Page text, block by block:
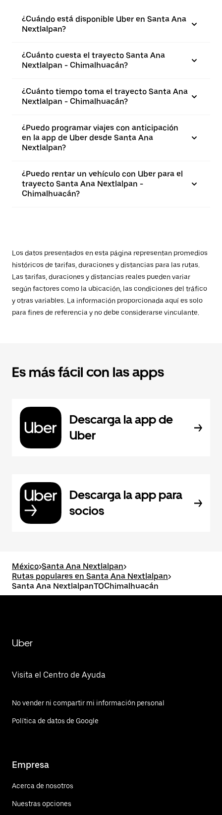
¿Cuándo está disponible Uber en Santa Ana
Nextlalpan?
¿Cuánto cuesta el trayecto Santa Ana
Nextlalpan - Chimalhuacán?
¿Cuánto tiempo toma el trayecto Santa Ana
Nextlalpan - Chimalhuacán?
¿Puedo programar viajes con anticipación
en la app de Uber desde Santa Ana
Nextlalpan?
¿Puedo rentar un vehículo con Uber para el
trayecto Santa Ana Nextlalpan -
Chimalhuacán?
Los datos presentados en esta página representan promedios
históricos de tarifas, duraciones y distancias para las rutas.
Las tarifas, duraciones y distancias reales pueden variar
según factores como la ubicación, las condiciones del tráfico
y otras variables. La información proporcionada aquí es solo
para fines de referencia y no debe considerarse vinculante.
Es más fácil con las apps
Descarga la app de
Uber
Descarga la app para
socios
México>Santa Ana Nextlalpan>
Rutas populares en Santa Ana Nextlalpan>
Santa Ana NextlalpanTOChimalhuacán
Uber
Visita el Centro de Ayuda
No vender ni compartir mi información personal
Política de datos de Google
Empresa
Acerca de nosotros
Nuestras opciones